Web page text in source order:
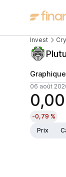
Invest
Graphique
06 août
-0,79 %
Prix